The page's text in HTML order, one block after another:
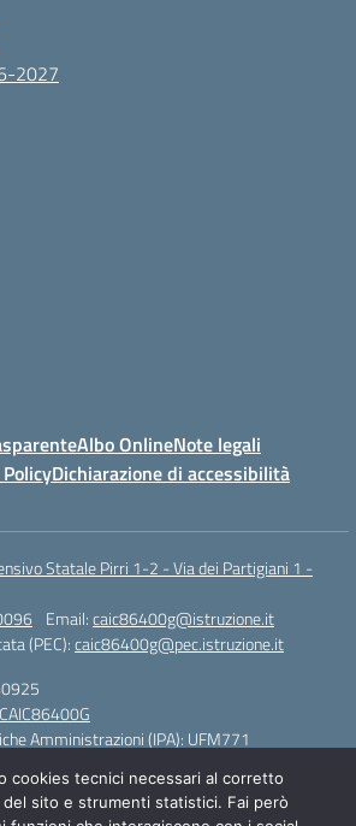
2027
Albo OnlineNote legali
Dichiarazione di accessibilità
Statale Pirri 1-2 - Via dei Partigiani 1 -
Email:caic86400g@istruzione.it
(PEC):caic86400g@pec.istruzione.it
CAIC86400G
Amministrazioni (IPA): UFM771
cookies tecnici necessari al corretto
sito e strumenti statistici. Fai però